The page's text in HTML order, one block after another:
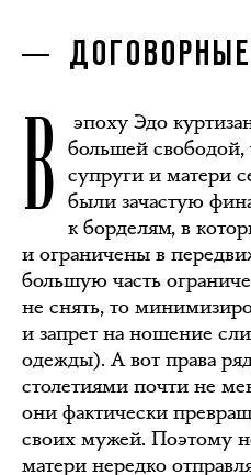
В
эпоху Эдо
большей
супруги и матери
были зачастую
к борделям, в
и ограничены в
большую часть
не снять, то
и запрет на ношение
одежды). А вот права
столетиями почти не
они фактически
своих мужей. Поэтому
матери нередко